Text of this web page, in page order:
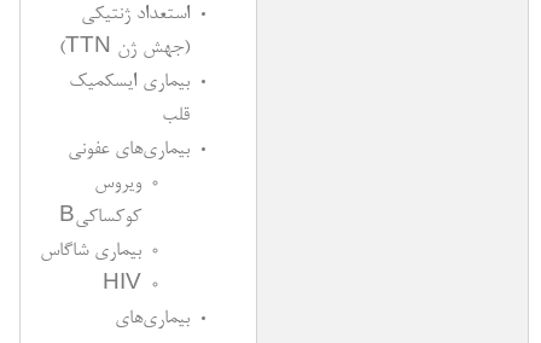
استعداد ژنتیکی
(جهش ژن TTN)
بیماری ایسکمیک
قلب
بیماری­‌های عفونی
ویروس
کوکساکیB
بیماری شاگاس
HIV
بیماری­‌های